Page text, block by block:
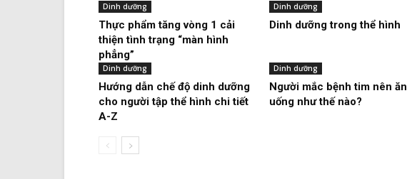
Dinh dưỡng
Thực phẩm tăng vòng 1 cải
thiện tình trạng “màn hình
phẳng”
Dinh dưỡng
Dinh dưỡng trong thể hình
Dinh dưỡng
Hướng dẫn chế độ dinh dưỡng
cho người tập thể hình chi tiết
A-Z
Dinh dưỡng
Người mắc bệnh tim nên ăn
uống như thế nào?